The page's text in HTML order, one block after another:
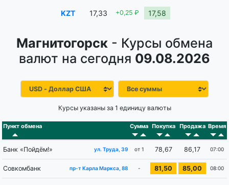
Магнитогорск - Курсы обмена
валют на сегодня 09.08.2026
Курсы указаны за 1 единицу валюты
Пункт обмена Сумма Покупка Продажа Время
Банк «Пойдём!» ул. Труда, 39 от 1 78,67 86,17 07:00
Совкомбанк пр-т Карла Маркса, 88 - 81,50 85,00 08:00
KZT 17,33 +0,25 ₽ 17,58